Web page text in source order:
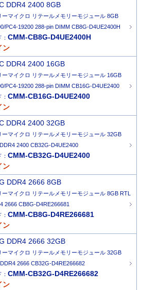
DDR4 2400 8GB
ーマイクロ リテールメモリーモジュール 8GB
PC4-19200 288-pin DIMM CB8G-D4UE2400H
CMM-CB8G-D4UE2400H
ン
DDR4 2400 16GB
ーマイクロ リテールメモリーモジュール 16GB
PC4-19200 288-pin DIMM CB16G-D4UE2400
CMM-CB16G-D4UE2400
ン
DDR4 2400 32GB
ーマイクロ リテールメモリーモジュール 32GB
2400 CB32G-D4UE2400
CMM-CB32G-D4UE2400
ン
DDR4 2666 8GB
ーマイクロ リテールメモリーモジュール 8GB RTL
2666 CB8G-D4RE266681
CMM-CB8G-D4RE266681
ン
DDR4 2666 32GB
ーマイクロ リテールメモリーモジュール 32GB
2666 CB32G-D4RE266682
CMM-CB32G-D4RE266682
ン